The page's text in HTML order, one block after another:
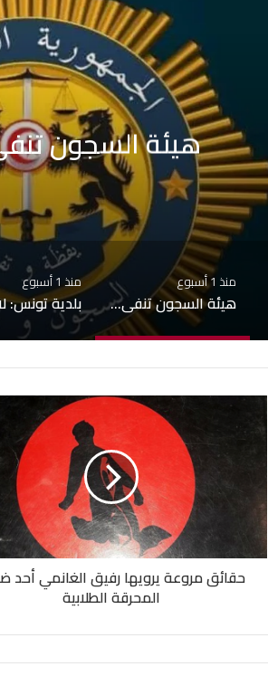
بلدية تونس: لا صحة
جارية حول
منذ 1 أسبوع
بلدية تونس: لا صحة لبيع قبور بمقبرة الجلاز والابحاث جارية حول التجاوزات وشبهات التدليس
منذ أسبوعين
حقائق مروعة يرويها رفيق الغانمي أحد
المحرقة الطلابية